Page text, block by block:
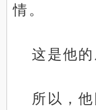
情。
这是他的
所以，